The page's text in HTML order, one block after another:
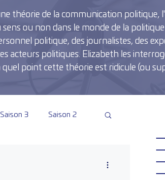
théorie de la communication politique,
ou non dans le monde de la
politique, des journalistes, des
acteurs politiques. Elizabeth les
point cette théorie est ridicule (ou
Saison 3 Saison 2